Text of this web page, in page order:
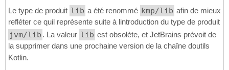
Le type de produit lib a été renommé kmp/lib afin de mieux
refléter ce quil représente suite à lintroduction du type de produit
jvm/lib . La valeur lib est obsolète, et JetBrains prévoit de
la supprimer dans une prochaine version de la chaîne doutils
Kotlin.